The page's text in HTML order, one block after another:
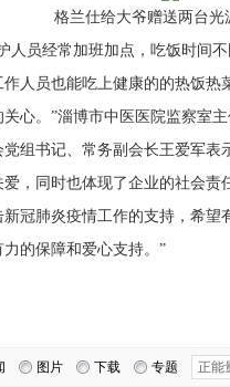
格兰仕给大爷赠送两台光
员经常加班加点，吃饭时间不
人员也能吃上健康的的热饭热
心。”淄博市中医医院监察室主
书记、常务副会长王爱军表
，同时也体现了企业的社会责
冠肺炎疫情工作的支持，希望
的保障和爱心支持。”
图片 下载 专题